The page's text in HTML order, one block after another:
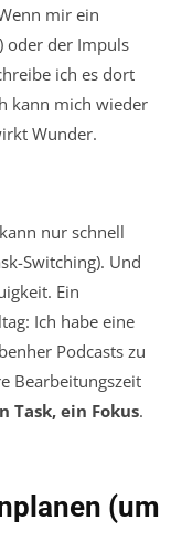
mir ein
oder der Impuls
ich es dort
kann mich wieder
Wunder.
nur schnell
Switching). Und
Ein
Ich habe eine
Podcasts zu
Bearbeitungszeit
Task, ein Fokus.
(um